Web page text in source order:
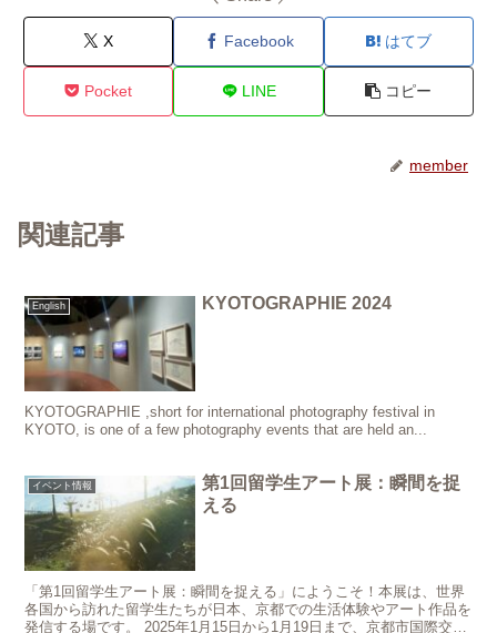
X Facebook はてブ
Pocket LINE コピー
member
関連記事
English KYOTOGRAPHIE 2024
KYOTOGRAPHIE ,short for international photography festival in
KYOTO, is one of a few photography events that are held an...
イベント情報
第1回留学生アート展：瞬間を捉
える
「第1回留学生アート展：瞬間を捉える」にようこそ！本展は、世界
各国から訪れた留学生たちが日本、京都での生活体験やアート作品を
発信する場です。 2025年1月15日から1月19日まで、京都市国際交流